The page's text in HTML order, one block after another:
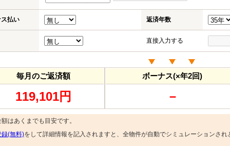
払い 返済年数
直接入力する
毎月のご返済額
119,101円
ボーナス(×年2回)
－
はあくまでも目安です。
録(無料)をして詳細情報を記入されますと、全物件が自動でシミュレーションさ